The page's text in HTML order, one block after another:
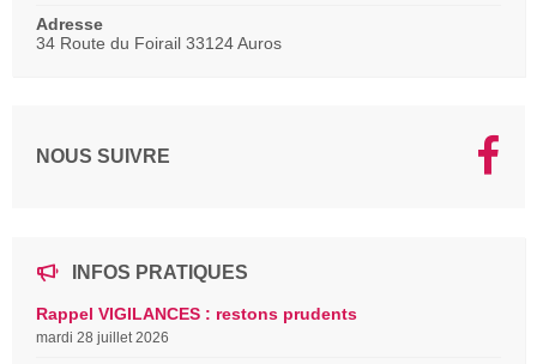
Adresse
34 Route du Foirail 33124 Auros
NOUS SUIVRE
INFOS PRATIQUES
Rappel VIGILANCES : restons prudents
mardi 28 juillet 2026